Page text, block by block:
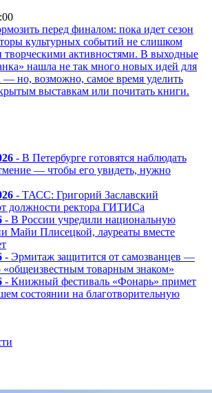
перед финалом: пока идет сезон
культурных событий не слишком
творческими активностями. В выходные
нашла не так много новых идей для
— но, возможно, самое время уделить
выставкам или почитать книги.
- В Петербурге готовятся наблюдать
— чтобы его увидеть, нужно
- ТАСС: Григорий Заславский
должности ректора ГИТИСа
- В России учредили национальную
Майи Плисецкой, лауреаты вместе
- Эрмитаж защитится от самозванцев —
«общеизвестным товарным знаком»
- Книжный фестиваль «Фонарь» примет
состоянии на благотворительную